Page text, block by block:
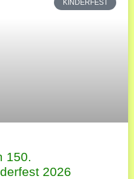
KINDERFEST
150.
2026